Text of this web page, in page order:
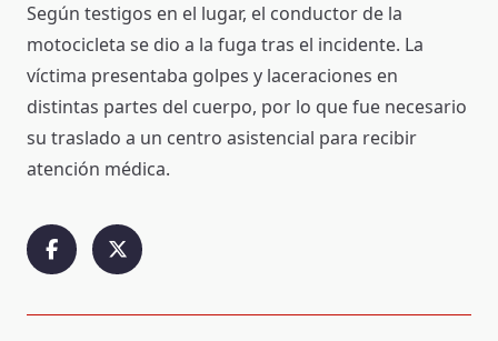
Según testigos en el lugar, el conductor de la
motocicleta se dio a la fuga tras el incidente. La
víctima presentaba golpes y laceraciones en
distintas partes del cuerpo, por lo que fue necesario
su traslado a un centro asistencial para recibir
atención médica.